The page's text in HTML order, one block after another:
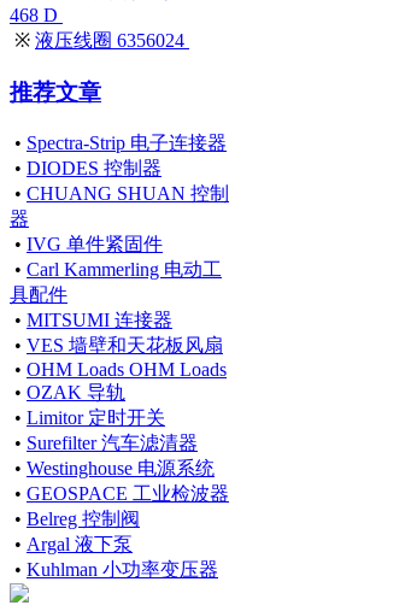
468 D
※ 液压线圈 6356024
推荐文章
• Spectra-Strip 电子连接器
• DIODES 控制器
• CHUANG SHUAN 控制
器
• IVG 单件紧固件
• Carl Kammerling 电动工
具配件
• MITSUMI 连接器
• VES 墙壁和天花板风扇
• OHM Loads OHM Loads
• OZAK 导轨
• Limitor 定时开关
• Surefilter 汽车滤清器
• Westinghouse 电源系统
• GEOSPACE 工业检波器
• Belreg 控制阀
• Argal 液下泵
• Kuhlman 小功率变压器